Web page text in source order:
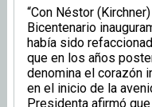
“Con Néstor
Bicentenario
había sido
que en los años
denomina el corazón
en el inicio de la
Presidenta afirmó